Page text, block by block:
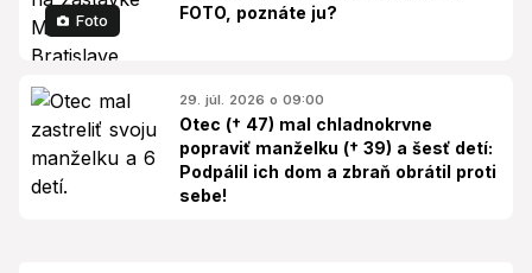
Foto
FOTO, poznáte ju?
29. júl. 2026 o 09:00
Otec († 47) mal chladnokrvne
popraviť manželku († 39) a šesť detí:
Podpálil ich dom a zbraň obrátil proti
sebe!